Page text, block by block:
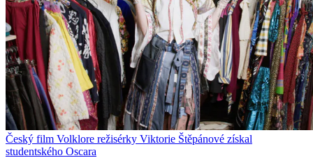
Český film Volklore režisérky Viktorie Štěpánové získal
studentského Oscara